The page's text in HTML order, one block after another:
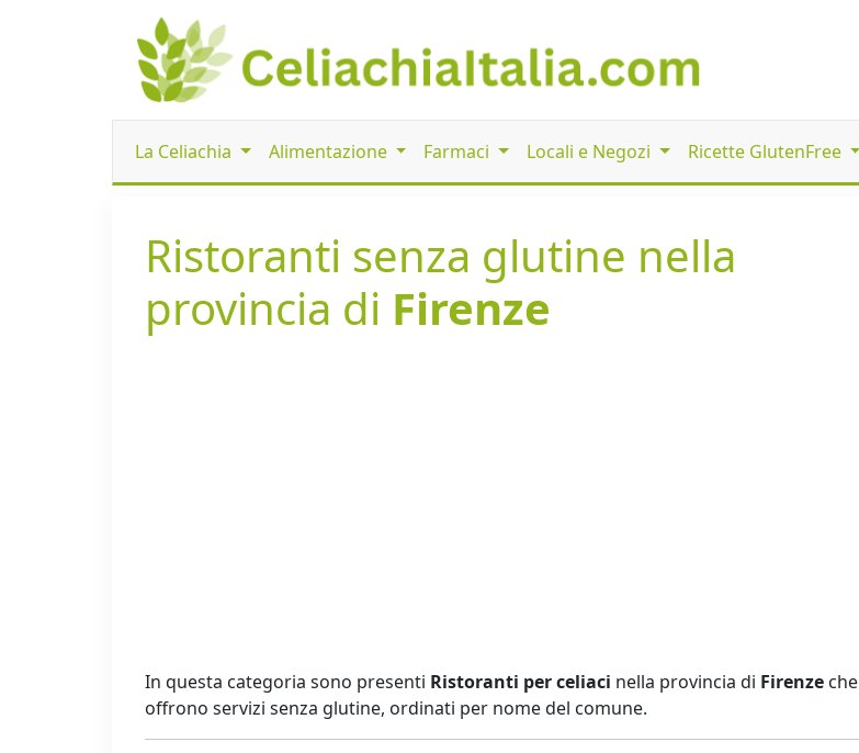
La Celiachia Alimentazione Farmaci Locali e Negozi Ricette GlutenFree
Ristoranti senza glutine nella
provincia di Firenze
In questa categoria sono presenti Ristoranti per celiaci nella provincia di Firenze che
offrono servizi senza glutine, ordinati per nome del comune.